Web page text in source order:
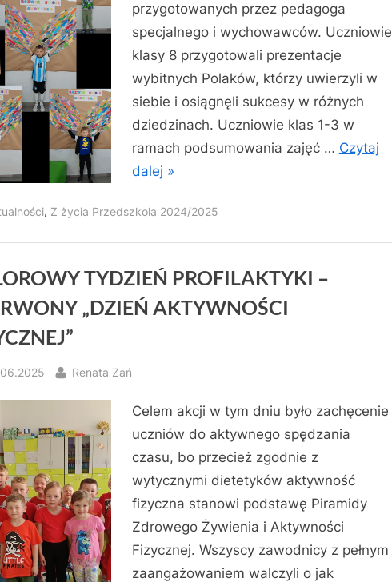
przygotowanych przez pedagoga
specjalnego i wychowawców. Uczniowie
klasy 8 przygotowali prezentacje
wybitnych Polaków, którzy uwierzyli w
siebie i osiągnęli sukcesy w różnych
dziedzinach. Uczniowie klas 1-3 w
ramach podsumowania zajęć … Czytaj
dalej »
, Z życia Przedszkola 2024/2025
TYDZIEŃ PROFILAKTYKI –
„DZIEŃ AKTYWNOŚCI
By
Renata Zań
Celem akcji w tym dniu było zachęcenie
uczniów do aktywnego spędzania
czasu, bo przecież zgodnie z
wytycznymi dietetyków aktywność
fizyczna stanowi podstawę Piramidy
Zdrowego Żywienia i Aktywności
Fizycznej. Wszyscy zawodnicy z pełnym
zaangażowaniem walczyli o jak